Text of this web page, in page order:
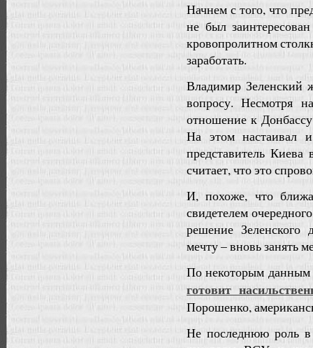
Начнем с того, что
не был
кровопролитном
заработать.
Владимир Зеленский
вопросу. Несмотря
отношение к
На этом настаивал
представитель
считает, что это
И, похоже, что
свидетелем
решение Зеленского
мечту – вновь занять
По некоторым данным
готовит
Порошенко,
Не последнюю роль в